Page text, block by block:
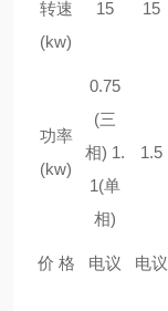
转速
(kw)
15 15
功率
(kw)
0.75
(三
相) 1.
1(单
相)
1.5
价 格 电议 电议